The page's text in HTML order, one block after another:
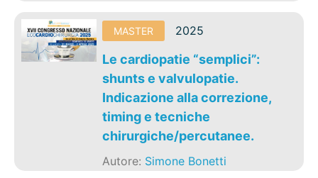
MASTER 2025
Le cardiopatie “semplici”:
shunts e valvulopatie.
Indicazione alla correzione,
timing e tecniche
chirurgiche/percutanee.
Autore: Simone Bonetti